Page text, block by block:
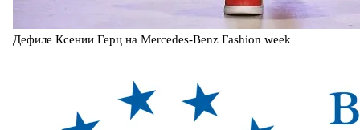
Дефиле Ксении Герц на Mercedes-Benz Fashion week